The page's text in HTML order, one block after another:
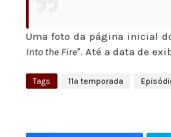
Uma foto da página inicial
Into the Fire". Até a data de
Tags 11ª temporada